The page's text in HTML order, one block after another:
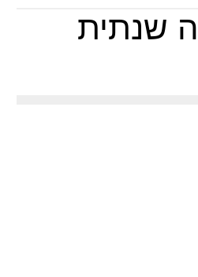
שנתית